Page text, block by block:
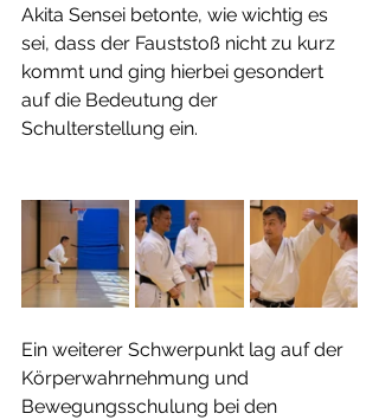
Akita Sensei betonte, wie wichtig es
sei, dass der Fauststoß nicht zu kurz
kommt und ging hierbei gesondert
auf die Bedeutung der
Schulterstellung ein.
Ein weiterer Schwerpunkt lag auf der
Körperwahrnehmung und
Bewegungsschulung bei den